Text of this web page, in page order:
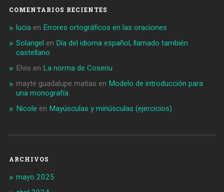
COMENTARIOS RECIENTES
luciaen Errores ortográficos en las oraciones
Solangel en Día del idioma español, llamado también
castellano
Elvis en La norma de Coseriu
mayte guadalupe matias en Modelo de introducción para
una monografía
Nicole en Mayúsculas y minúsculas (ejercicios)
ARCHIVOS
mayo 2025